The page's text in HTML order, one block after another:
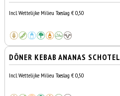
Incl. Wettelijke Milieu Toeslag € 0,50
DÖNER KEBAB ANANAS SCHOTEL
Incl. Wettelijke Milieu Toeslag € 0,50